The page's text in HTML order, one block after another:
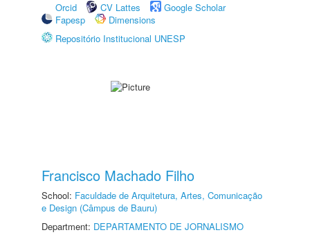
Orcid
CV Lattes
Google Scholar
Fapesp
Dimensions
Repositório Institucional UNESP
Francisco Machado Filho
School: Faculdade de Arquitetura, Artes, Comunicação
e Design (Câmpus de Bauru)
Department: DEPARTAMENTO DE JORNALISMO